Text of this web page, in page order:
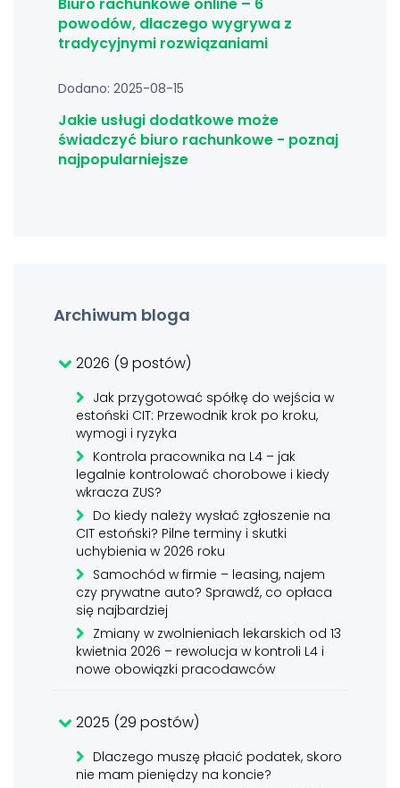
powodów, dlaczego wygrywa z
tradycyjnymi rozwiązaniami
Dodano: 2025-08-15
Jakie usługi dodatkowe może
świadczyć biuro rachunkowe - poznaj
najpopularniejsze
Archiwum bloga
2026 (9 postów)
Jak przygotować spółkę do wejścia w
estoński CIT: Przewodnik krok po kroku,
wymogi i ryzyka
Kontrola pracownika na L4 – jak
legalnie kontrolować chorobowe i kiedy
wkracza ZUS?
Do kiedy należy wysłać zgłoszenie na
CIT estoński? Pilne terminy i skutki
uchybienia w 2026 roku
Samochód w firmie – leasing, najem
czy prywatne auto? Sprawdź, co opłaca
się najbardziej
Zmiany w zwolnieniach lekarskich od 13
kwietnia 2026 – rewolucja w kontroli L4 i
nowe obowiązki pracodawców
2025 (29 postów)
Dlaczego muszę płacić podatek, skoro
nie mam pieniędzy na koncie?